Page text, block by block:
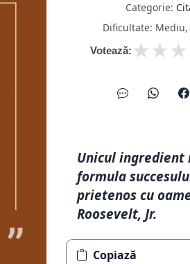
Categorie:
Dificultate:
Votează: ★
★
★
Unicul
formula
prietenos cu
Roosevelt, Jr.
Copiază